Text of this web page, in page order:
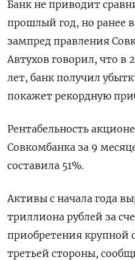
Банк не приводит
прошлый год, но ранее
зампред правления
Автухов говорил, что в
лет, банк получил
покажет рекордную
Рентабельность
Совкомбанка за 9
составила 51%.
Активы с начала года
триллиона рублей за
приобретения крупной
третьей стороны,